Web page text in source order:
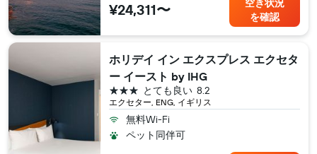
¥24,311〜
を確認
ホリデイ イン エクスプレス エクセタ
ー イースト by IHG
エクセター, ENG, イギリス
8.2
とても良い
3つ星
無料Wi-Fi
ペット同伴可